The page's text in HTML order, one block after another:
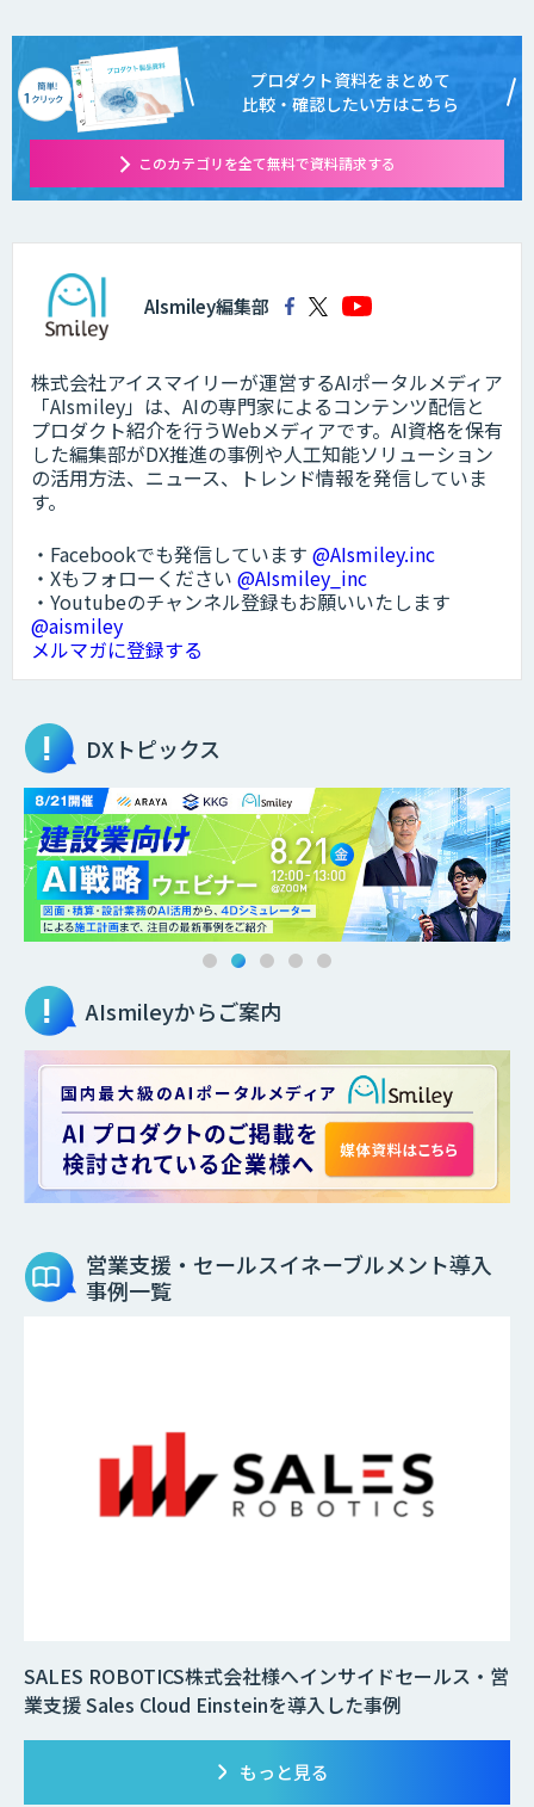
プロダクト資料をまとめて
比較・確認したい方はこちら
このカテゴリを全て無料で資料請求する
AIsmiley編集部
株式会社アイスマイリーが運営するAIポータルメディア
「AIsmiley」は、AIの専門家によるコンテンツ配信と
プロダクト紹介を行うWebメディアです。AI資格を保有
した編集部がDX推進の事例や人工知能ソリューション
の活用方法、ニュース、トレンド情報を発信していま
す。
・Facebookでも発信しています @AIsmiley.inc
・Xもフォローください @AIsmiley_inc
・Youtubeのチャンネル登録もお願いいたします
@aismiley
メルマガに登録する
DXトピックス
AIsmileyからご案内
営業支援・セールスイネーブルメント導入
事例一覧
SALES ROBOTICS株式会社様へインサイドセールス・営
業支援 Sales Cloud Einsteinを導入した事例
もっと見る